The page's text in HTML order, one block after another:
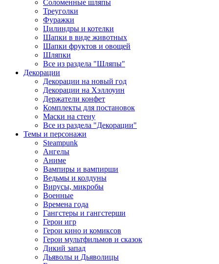
Соломенные шляпы
Треуголки
Фуражки
Цилиндры и котелки
Шапки в виде животных
Шапки фруктов и овощей
Шляпки
Все из раздела "Шляпы"
Декорации
Декорации на новый год
Декорации на Хэллоуин
Держатели конфет
Комплекты для постановок
Маски на стену
Все из раздела "Декорации"
Темы и персонажи
Steampunk
Ангелы
Аниме
Вампиры и вампирши
Ведьмы и колдуны
Вирусы, микробы
Военные
Времена года
Гангстеры и гангстерши
Герои игр
Герои кино и комиксов
Герои мультфильмов и сказок
Дикий запад
Дьяволы и Дьяволицы